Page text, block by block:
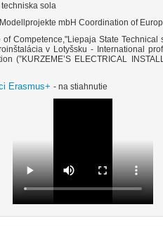
sola
mbH Coordination of
Competence,"Liepaja State
v Lotyšsku - International
(”KURZEME’S ELECTRICAL
Erasmus+ - na stiahnutie